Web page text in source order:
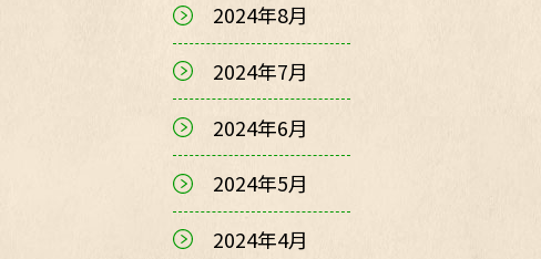
2024年8月
2024年7月
2024年6月
2024年5月
2024年4月